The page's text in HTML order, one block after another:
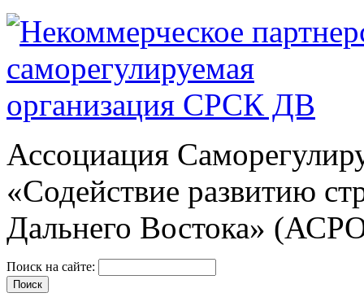
Ассоциация
«Содействие развитию
Дальнего Востока»
Поиск на сайте: